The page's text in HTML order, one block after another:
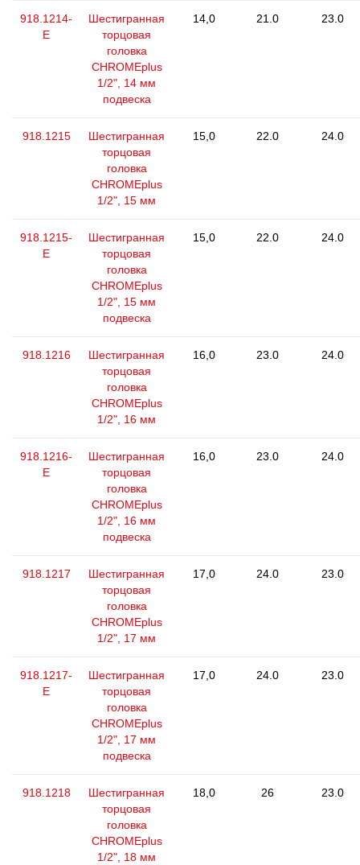
918.1214-
E
Шестигранная
торцовая
головка
CHROMEplus
1/2", 14 мм
подвеска
14,0 21.0 23.0
918.1215
Шестигранная
торцовая
головка
CHROMEplus
1/2", 15 мм
15,0 22.0 24.0
918.1215-
E
Шестигранная
торцовая
головка
CHROMEplus
1/2", 15 мм
подвеска
15,0 22.0 24.0
918.1216
Шестигранная
торцовая
головка
CHROMEplus
1/2", 16 мм
16,0 23.0 24.0
918.1216-
E
Шестигранная
торцовая
головка
CHROMEplus
1/2", 16 мм
подвеска
16,0 23.0 24.0
918.1217
Шестигранная
торцовая
головка
CHROMEplus
1/2", 17 мм
17,0 24.0 23.0
918.1217-
E
Шестигранная
торцовая
головка
CHROMEplus
1/2", 17 мм
подвеска
17,0 24.0 23.0
918.1218
Шестигранная
торцовая
головка
CHROMEplus
1/2", 18 мм
18,0 26 23.0